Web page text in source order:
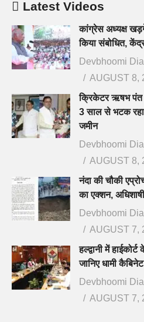
Latest Videos
कांग्रेस अध्यक्ष
किया संबोधित,
Devbhoomi
AUGUST 8,
क्रिकेटर ऋषभ पंत
3 साल से भटक रहा
जमीन
Devbhoomi
AUGUST 8,
नंदा की चौकी
का एक्शन,
Devbhoomi
AUGUST 7,
हल्द्वानी में
जानिए धामी
Devbhoomi
AUGUST 7,